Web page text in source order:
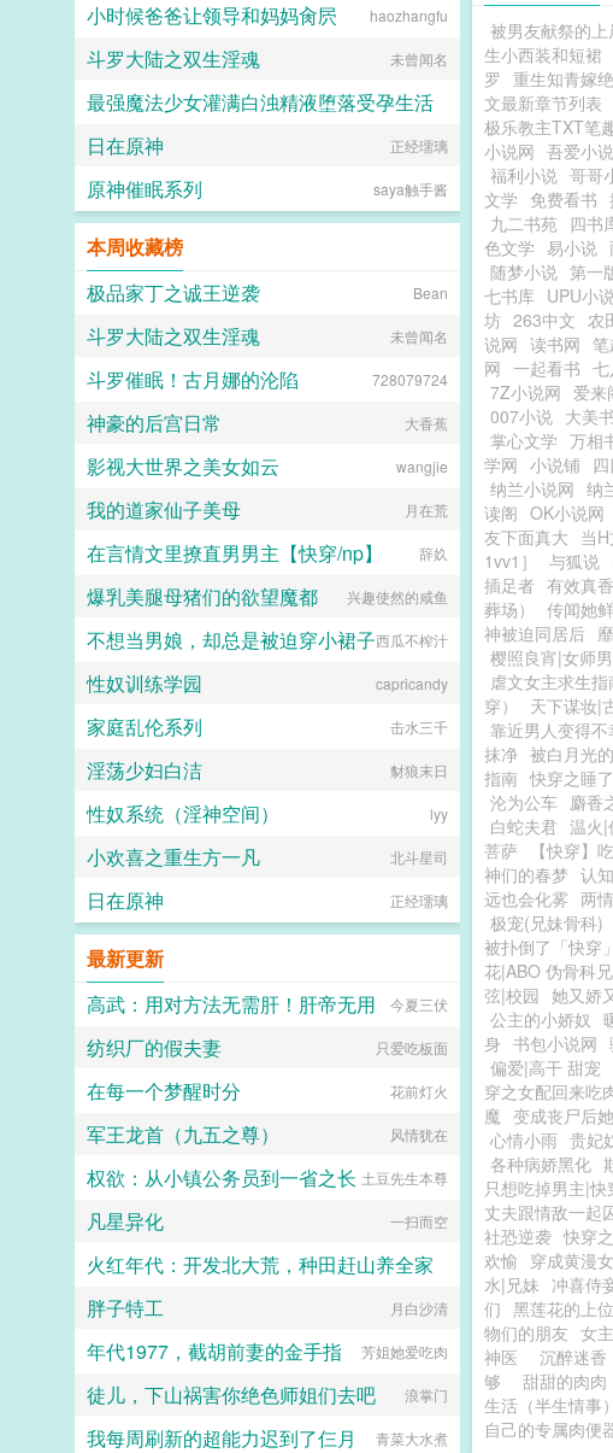
被男友献祭的
生小西装和短裙
罗 重生知青嫁
文最新章节列表
极乐教主TXT笔
小说网 吾爱小说
福利小说 哥哥
文学 免费看书
九二书苑 四书
色文学 易小说
随梦小说 第一
七书库 UPU小
坊 263中文 农
说网 读书网
网 一起看书
7Z小说网 爱来
007小说 大美
掌心文学 万相
学网 小说铺
纳兰小说网 纳
读阁 OK小说网
友下面真大 当
1vv1］
与狐说
插足者 有效真香
葬场）
传闻她
神被迫同居后
樱照良宵|女师
虐文女主求生指
穿）
天下谋妆|
靠近男人变得不
抹净 被白月光
指南 快穿之睡
沦为公车 麝香
白蛇夫君 温火|
菩萨
【快穿】
神们的春梦 认
远也会化雾 两
极宠(兄妹骨科)
被扑倒了「快穿」
花|ABO 伪骨科
弦|校园 她又娇
公主的小娇奴
身 书包小说网
偏爱|高干 甜宠
穿之女配回来吃
魔 变成丧尸后
心情小雨 贵妃
各种病娇黑化
只想吃掉男主|快
丈夫跟情敌一起
社恐逆袭 快穿
欢愉 穿成黄漫
水|兄妹 冲喜侍
们 黑莲花的上位
物们的朋友 女
神医
沉醉迷香
够
甜甜的肉肉
生活（半生情事）
自己的专属肉便
小时候爸爸让领导和妈妈肏屄 haozhangfu
斗罗大陆之双生淫魂 未曾闻名
最强魔法少女灌满白浊精液堕落受孕生活
水少多文酱
日在原神 正经璢璃
原神催眠系列 saya触手酱
本周收藏榜
极品家丁之诚王逆袭
Bean
斗罗大陆之双生淫魂 未曾闻名
斗罗催眠！古月娜的沦陷 728079724
神豪的后宫日常 大香蕉
影视大世界之美女如云 wangjie
我的道家仙子美母 月在荒
在言情文里撩直男男主【快穿/np】 辞奺
爆乳美腿母猪们的欲望魔都 兴趣使然的咸鱼
不想当男娘，却总是被迫穿小裙子西瓜不榨汁
性奴训练学园 capricandy
家庭乱伦系列 击水三千
淫荡少妇白洁 豺狼末日
性奴系统（淫神空间） lyy
小欢喜之重生方一凡 北斗星司
日在原神 正经璢璃
最新更新
高武：用对方法无需肝！肝帝无用
今夏三伏
纺织厂的假夫妻 只爱吃板面
在每一个梦醒时分 花前灯火
军王龙首（九五之尊） 风情犹在
权欲：从小镇公务员到一省之长 土豆先生本尊
凡星异化 一扫而空
火红年代：开发北大荒，种田赶山养全家
慎思量
胖子特工 月白沙清
年代1977，截胡前妻的金手指 芳姐她爱吃肉
徒儿，下山祸害你绝色师姐们去吧 浪掌门
我每周刷新的超能力迟到了仨月 青菜大水煮